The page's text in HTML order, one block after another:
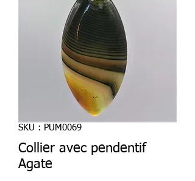
SKU : PUM0069
Collier avec pendentif
Agate